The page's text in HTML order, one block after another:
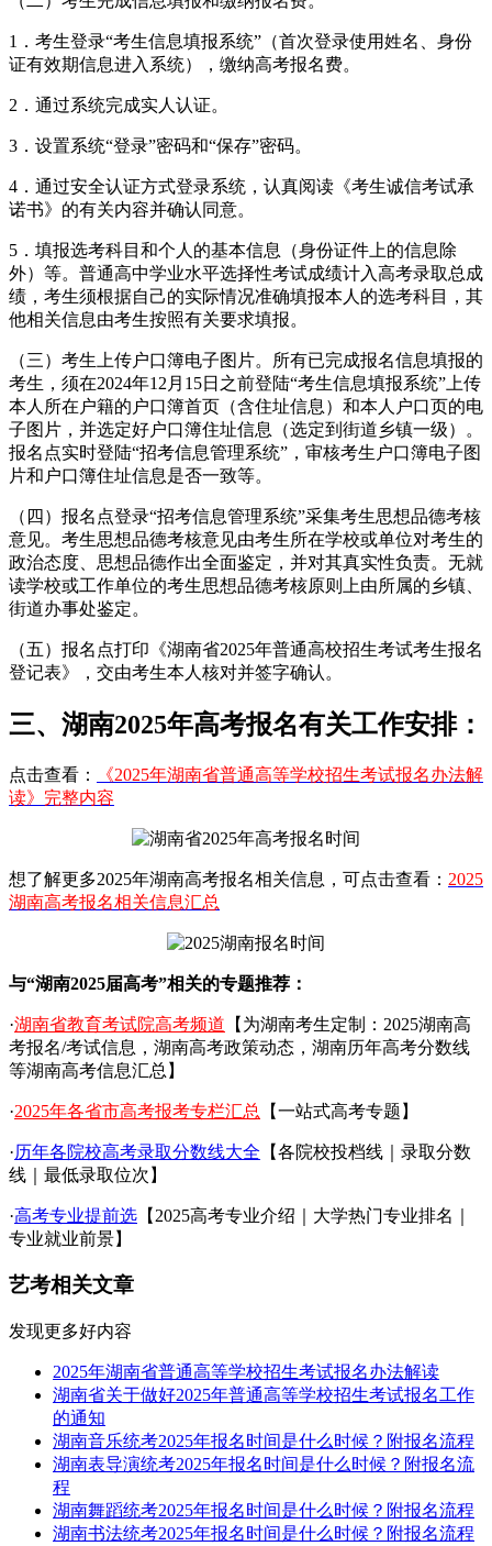
1．考生登录“考生信息填报系统”（首次登录使用姓名、身份
证有效期信息进入系统），缴纳高考报名费。
2．通过系统完成实人认证。
3．设置系统“登录”密码和“保存”密码。
4．通过安全认证方式登录系统，认真阅读《考生诚信考试承
诺书》的有关内容并确认同意。
5．填报选考科目和个人的基本信息（身份证件上的信息除
外）等。普通高中学业水平选择性考试成绩计入高考录取总成
绩，考生须根据自己的实际情况准确填报本人的选考科目，其
他相关信息由考生按照有关要求填报。
（三）考生上传户口簿电子图片。所有已完成报名信息填报的
考生，须在2024年12月15日之前登陆“考生信息填报系统”上传
本人所在户籍的户口簿首页（含住址信息）和本人户口页的电
子图片，并选定好户口簿住址信息（选定到街道乡镇一级）。
报名点实时登陆“招考信息管理系统”，审核考生户口簿电子图
片和户口簿住址信息是否一致等。
（四）报名点登录“招考信息管理系统”采集考生思想品德考核
意见。考生思想品德考核意见由考生所在学校或单位对考生的
政治态度、思想品德作出全面鉴定，并对其真实性负责。无就
读学校或工作单位的考生思想品德考核原则上由所属的乡镇、
街道办事处鉴定。
（五）报名点打印《湖南省2025年普通高校招生考试考生报名
登记表》，交由考生本人核对并签字确认。
三、湖南2025年高考报名有关工作安排：
点击查看：
《2025年湖南省普通高等学校招生考试报名办法解
读》完整内容
想了解更多2025年湖南高考报名相关信息，可点击查看： 2025
湖南高考报名相关信息汇总
与“湖南2025届高考”相关的专题推荐：
·湖南省教育考试院高考频道 【为湖南考生定制：2025湖南高
考报名/考试信息，湖南高考政策动态，湖南历年高考分数线
等湖南高考信息汇总】
·2025年各省市高考报考专栏汇总 【一站式高考专题】
·历年各院校高考录取分数线大全 【各院校投档线｜录取分数
线｜最低录取位次】
·高考专业提前选 【2025高考专业介绍｜大学热门专业排名｜
专业就业前景】
艺考相关文章
发现更多好内容
2025年湖南省普通高等学校招生考试报名办法解读
湖南省关于做好2025年普通高等学校招生考试报名工作
的通知
湖南音乐统考2025年报名时间是什么时候？附报名流程
湖南表导演统考2025年报名时间是什么时候？附报名流
程
湖南舞蹈统考2025年报名时间是什么时候？附报名流程
湖南书法统考2025年报名时间是什么时候？附报名流程